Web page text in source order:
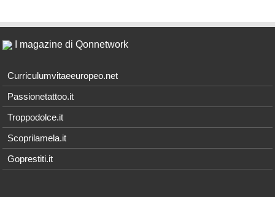
I magazine di Qonnetwork
Curriculumvitaeeuropeo.net
Passionetattoo.it
Troppodolce.it
Scoprilamela.it
Goprestiti.it